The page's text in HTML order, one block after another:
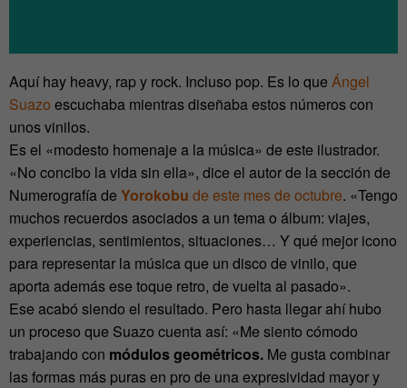
Aquí hay heavy, rap y rock. Incluso pop. Es lo que Ángel
Suazo escuchaba mientras diseñaba estos números con
unos vinilos.
Es el «modesto homenaje a la música» de este ilustrador.
«No concibo la vida sin ella», dice el autor de la sección de
Numerografía de Yorokobu de este mes de octubre. «Tengo
muchos recuerdos asociados a un tema o álbum: viajes,
experiencias, sentimientos, situaciones… Y qué mejor icono
para representar la música que un disco de vinilo, que
aporta además ese toque retro, de vuelta al pasado».
Ese acabó siendo el resultado. Pero hasta llegar ahí hubo
un proceso que Suazo cuenta así: «Me siento cómodo
trabajando con módulos geométricos. Me gusta combinar
las formas más puras en pro de una expresividad mayor y